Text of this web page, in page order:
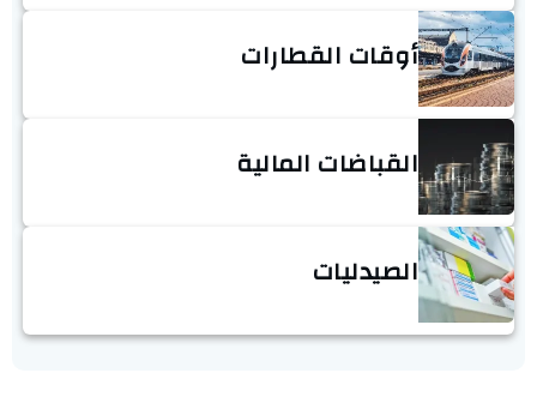
أوقات القطارات
القباضات المالية
الصيدليات